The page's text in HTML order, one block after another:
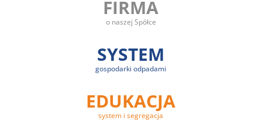
FIRMA
o naszej Spółce
SYSTEM
gospodarki odpadami
EDUKACJA
system i segregacja